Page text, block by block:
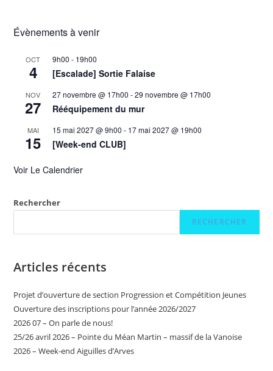
Évènements à venir
OCT
4
9h00 - 19h00
[Escalade] Sortie Falaise
NOV
27
27 novembre @ 17h00 -29 novembre @ 17h00
Rééquipement du mur
MAI
15
15 mai 2027 @ 9h00 - 17 mai 2027 @ 19h00
[Week-end CLUB]
Voir Le Calendrier
Rechercher
RECHERCHER
Articles récents
Projet d’ouverture de section Progression et Compétition Jeunes
Ouverture des inscriptions pour l’année 2026/2027
2026 07 – On parle de nous!
25/26 avril 2026 – Pointe du Méan Martin – massif de la Vanoise
2026 – Week-end Aiguilles d’Arves